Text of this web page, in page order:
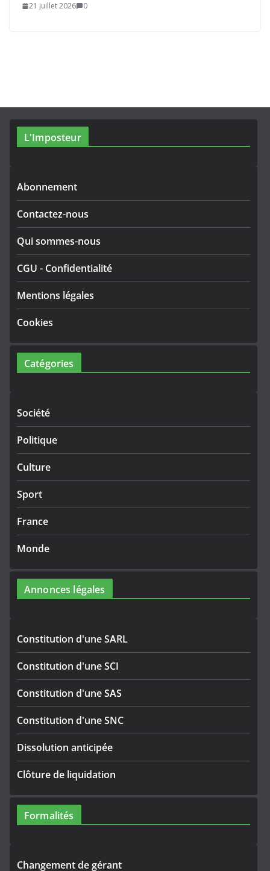
21 juillet 2026 0
L'Imposteur
Abonnement
Contactez-nous
Qui sommes-nous
CGU - Confidentialité
Mentions légales
Cookies
Catégories
Société
Politique
Culture
Sport
France
Monde
Annonces légales
Constitution d'une SARL
Constitution d'une SCI
Constitution d'une SAS
Constitution d'une SNC
Dissolution anticipée
Clôture de liquidation
Formalités
Changement de gérant